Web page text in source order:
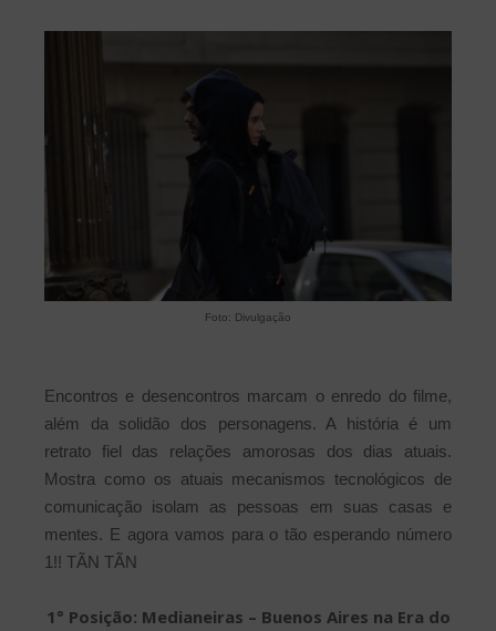
Foto: Divulgação
Encontros e desencontros marcam o enredo do filme,
além da solidão dos personagens. A história é um
retrato fiel das relações amorosas dos dias atuais.
Mostra como os atuais mecanismos tecnológicos de
comunicação isolam as pessoas em suas casas e
mentes. E agora vamos para o tão esperando número
1!! TÃN TÃN
1° Posição: Medianeiras – Buenos Aires na Era do